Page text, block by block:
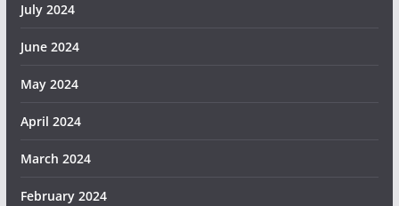
July 2024
June 2024
May 2024
April 2024
March 2024
February 2024